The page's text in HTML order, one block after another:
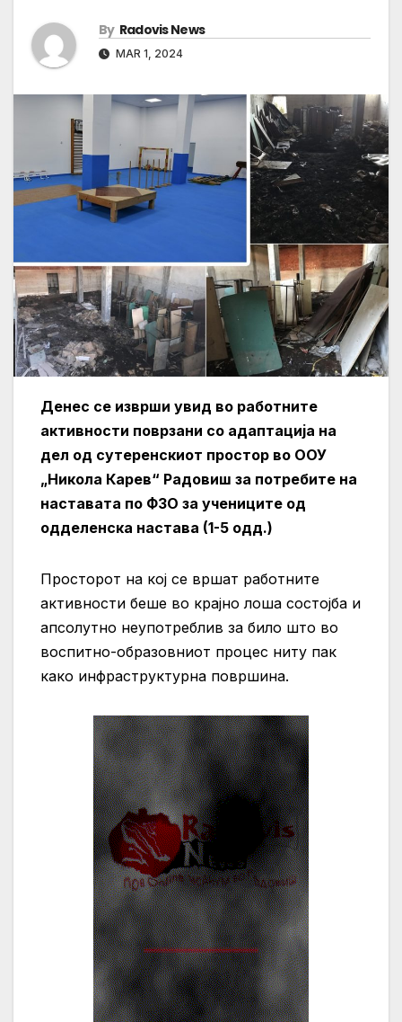
By Radovis News
MAR 1, 2024
Денес се изврши увид во работните
активности поврзани со адаптација на
дел од сутеренскиот простор во ООУ
„Никола Карев“ Радовиш за потребите на
наставата по ФЗО за учениците од
одделенска настава (1-5 одд.)
Просторот на кој се вршат работните
активности беше во крајно лоша состојба и
апсолутно неупотреблив за било што во
воспитно-образовниот процес ниту пак
како инфраструктурна површина.